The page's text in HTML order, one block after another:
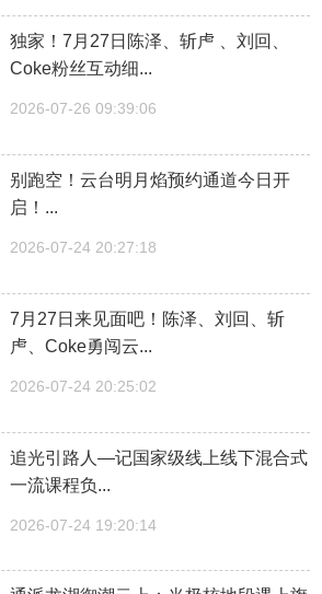
独家！7月27日陈泽、斩虍 、刘回、
Coke粉丝互动细...
2026-07-26 09:39:06
别跑空！云台明月焰预约通道今日开
启！...
2026-07-24 20:27:18
7月27日来见面吧！陈泽、刘回、斩
虍、Coke勇闯云...
2026-07-24 20:25:02
追光引路人—记国家级线上线下混合式
一流课程负...
2026-07-24 19:20:14